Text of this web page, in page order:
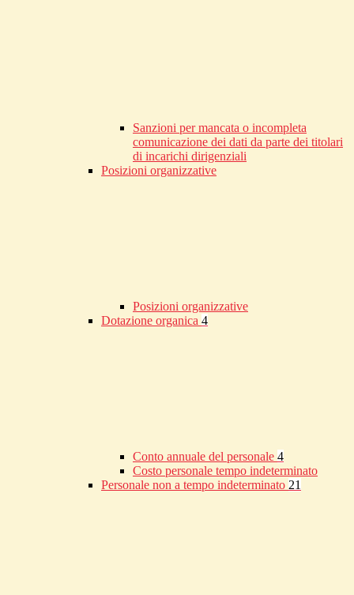
Sanzioni per mancata o incompleta
comunicazione dei dati da parte dei titolari
di incarichi dirigenziali
Posizioni organizzative
Posizioni organizzative
Dotazione organica 4
Conto annuale del personale 4
Costo personale tempo indeterminato
Personale non a tempo indeterminato 21